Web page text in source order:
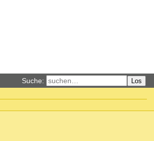
Suche: Los